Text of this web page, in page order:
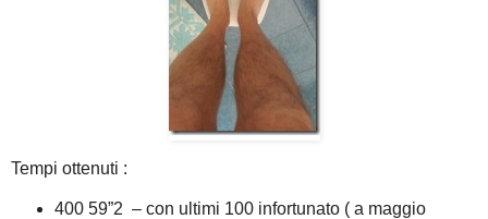
Tempi ottenuti :
400 59”2 – con ultimi 100 infortunato ( a maggio